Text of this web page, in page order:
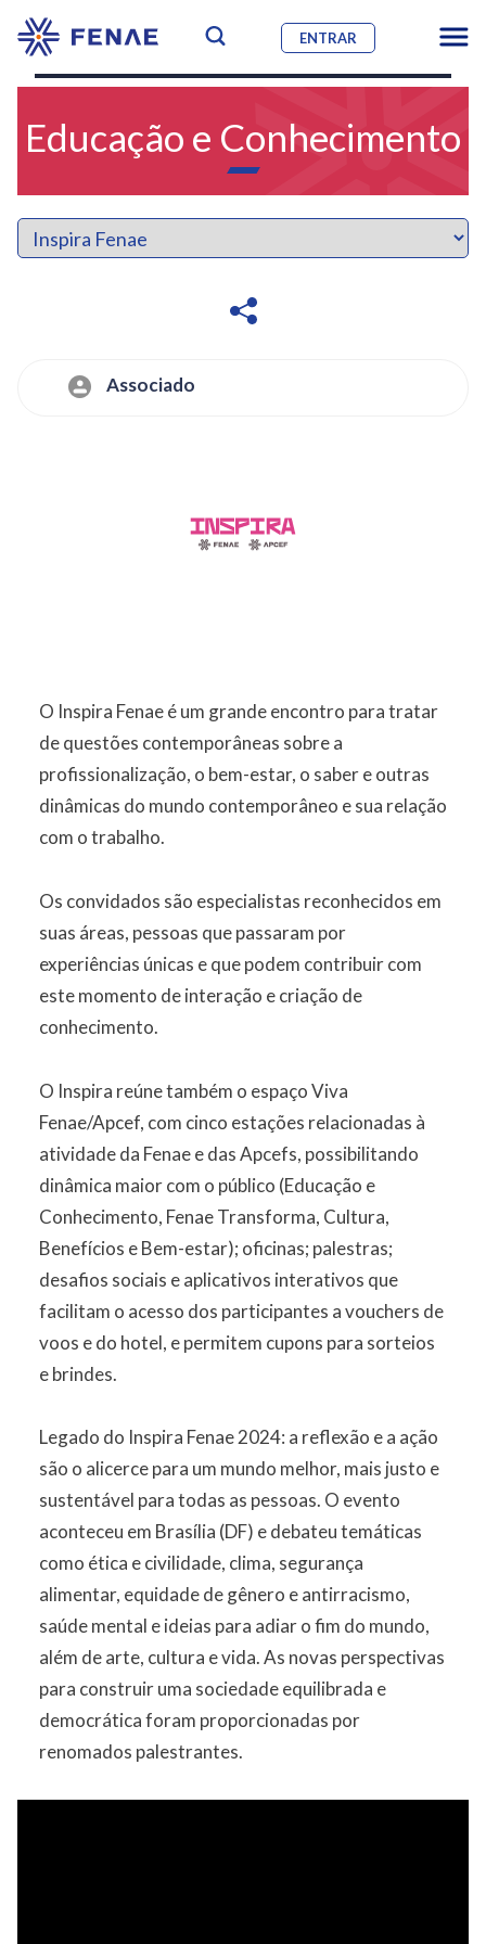
ENTRAR
Educação e Conhecimento
Associado
O Inspira Fenae é um grande encontro para tratar
de questões contemporâneas sobre a
profissionalização, o bem-estar, o saber e outras
dinâmicas do mundo contemporâneo e sua relação
com o trabalho.
Os convidados são especialistas reconhecidos em
suas áreas, pessoas que passaram por
experiências únicas e que podem contribuir com
este momento de interação e criação de
conhecimento.
O Inspira reúne também o espaço Viva
Fenae/Apcef, com cinco estações relacionadas à
atividade da Fenae e das Apcefs, possibilitando
dinâmica maior com o público (Educação e
Conhecimento, Fenae Transforma, Cultura,
Benefícios e Bem-estar); oficinas; palestras;
desafios sociais e aplicativos interativos que
facilitam o acesso dos participantes a vouchers de
voos e do hotel, e permitem cupons para sorteios
e brindes.
Legado do Inspira Fenae 2024: a reflexão e a ação
são o alicerce para um mundo melhor, mais justo e
sustentável para todas as pessoas. O evento
aconteceu em Brasília (DF) e debateu temáticas
como ética e civilidade, clima, segurança
alimentar, equidade de gênero e antirracismo,
saúde mental e ideias para adiar o fim do mundo,
além de arte, cultura e vida. As novas perspectivas
para construir uma sociedade equilibrada e
democrática foram proporcionadas por
renomados palestrantes.